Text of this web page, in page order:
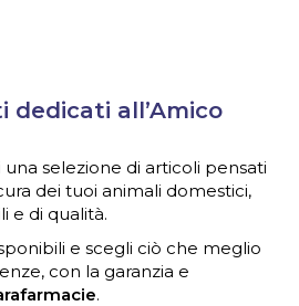
dedicati all’Amico
selezione di articoli pensati
dei tuoi animali domestici,
e di qualità.
e scegli ciò che meglio
con la garanzia e
.